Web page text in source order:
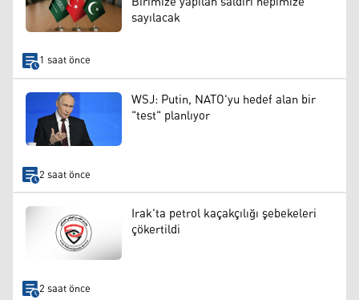
sayılacak
1 saat önce
WSJ: Putin, NATO'yu hedef alan bir
"test" planlıyor
2 saat önce
Irak'ta petrol kaçakçılığı şebekeleri
çökertildi
2 saat önce